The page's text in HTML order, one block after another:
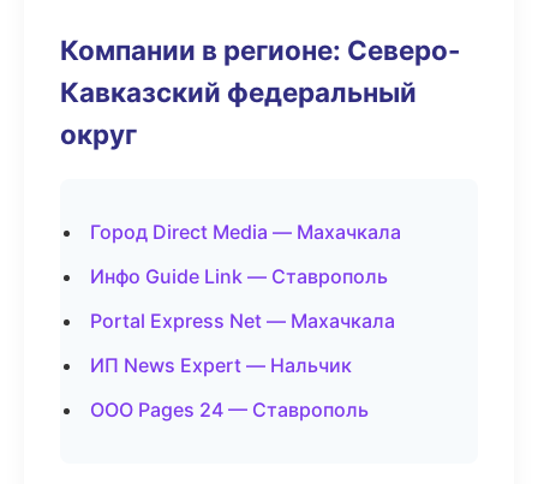
Компании в регионе: Северо-
Кавказский федеральный
округ
Город Direct Media — Махачкала
Инфо Guide Link — Ставрополь
Portal Express Net — Махачкала
ИП News Expert — Нальчик
ООО Pages 24 — Ставрополь